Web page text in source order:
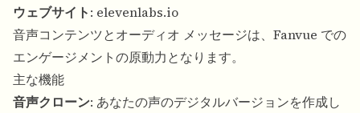
ウェブサイト: elevenlabs.io
音声コンテンツとオーディオ メッセージは、Fanvue での
エンゲージメントの原動力となります。
主な機能
音声クローン: あなたの声のデジタルバージョンを作成し